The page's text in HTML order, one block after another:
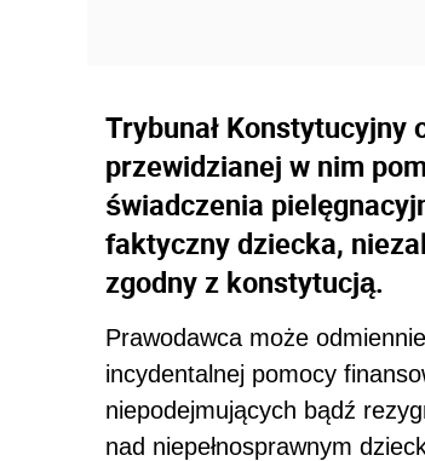
Trybunał Konstytucyjny
przewidzianej w nim
świadczenia
faktyczny dziecka,
zgodny z konstytucją.
Prawodawca może
incydentalnej pomocy
niepodejmujących bądź
nad niepełnosprawnym